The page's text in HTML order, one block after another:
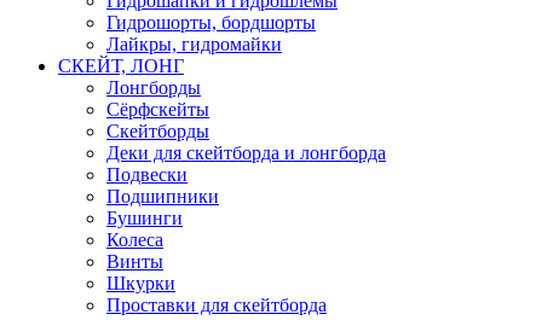
Гидрошорты, бордшорты
Лайкры, гидромайки
СКЕЙТ, ЛОНГ
Лонгборды
Сёрфскейты
Скейтборды
Деки для скейтборда и лонгборда
Подвески
Подшипники
Бушинги
Колеса
Винты
Шкурки
Проставки для скейтборда